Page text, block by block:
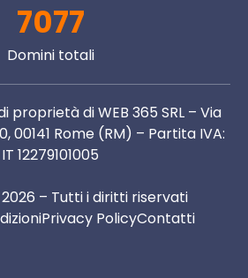
7077
Domini totali
proprietà di WEB 365 SRL – Via
00141 Rome (RM) – Partita IVA:
IT 12279101005
– Tutti i diritti riservati
Privacy PolicyContatti